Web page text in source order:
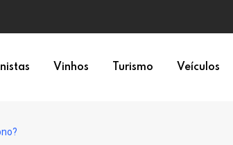
Vinhos Turismo Veículos